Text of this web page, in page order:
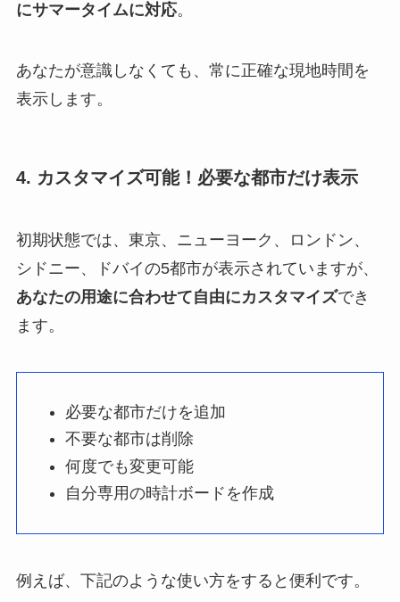
にサマータイムに対応。
あなたが意識しなくても、常に正確な現地時間を
表示します。
4. カスタマイズ可能！必要な都市だけ表示
初期状態では、東京、ニューヨーク、ロンドン、
シドニー、ドバイの5都市が表示されていますが、
あなたの用途に合わせて自由にカスタマイズでき
ます。
必要な都市だけを追加
不要な都市は削除
何度でも変更可能
自分専用の時計ボードを作成
例えば、下記のような使い方をすると便利です。